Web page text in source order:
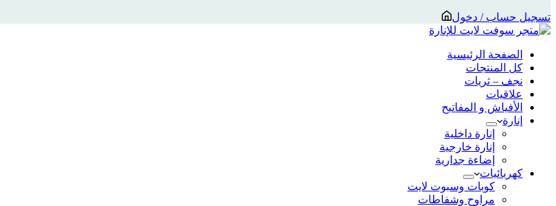
تسجيل حساب / دخول
الصفحة الرئيسية
كل المنتجات
نجف – ثريات
علاقيات
الأفياش و المفاتيح
إنارة
إنارة داخلية
إنارة خارجية
إضاءة جدارية
كهربائيات
كوبات وسبوت لايت
مراوح وشفاطات